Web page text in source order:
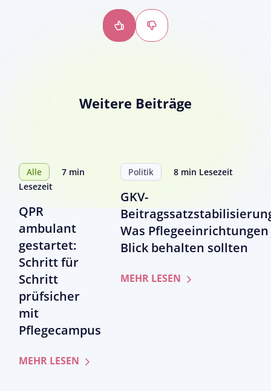
Daumen
hoch
Daumen
runter
Weitere Beiträge
Alle
7 min
Lesezeit
QPR
ambulant
gestartet:
Schritt für
Schritt
prüfsicher
mit
Pflegecampus
MEHR LESEN zum
Politik 8 min Lesezeit
GKV-
Was
Blick behalten sollten
MEHR LESEN zum